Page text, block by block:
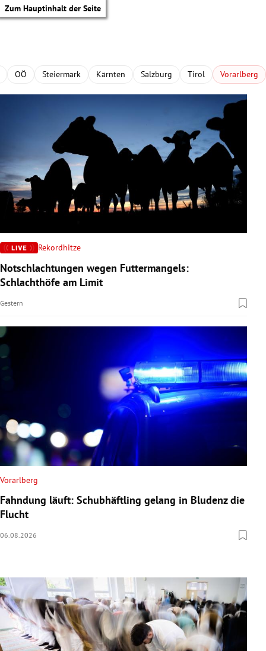
Zum Hauptinhalt der Seite
Untermenü
Untermenü
Untermenü
Untermenü
Untermenü
Untermenü
Untermenü
Untermenü
OÖ Steiermark Kärnten Salzburg Tirol Vorarlberg
Rekordhitze
Notschlachtungen wegen Futtermangels:
Schlachthöfe am Limit
Gestern
Vorarlberg
Fahndung läuft: Schubhäftling gelang in Bludenz die
Flucht
06.08.2026